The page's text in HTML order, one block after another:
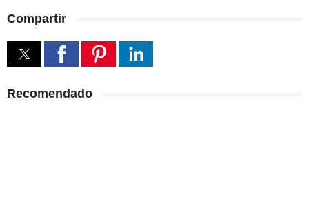
Compartir
Recomendado